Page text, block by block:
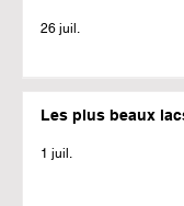
26 juil.
Les plus beaux
1 juil.